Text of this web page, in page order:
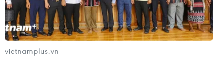
vietnamplus.vn